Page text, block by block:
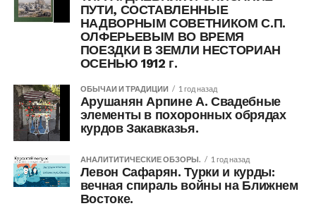
ПУТИ, СОСТАВЛЕННЫЕ
НАДВОРНЫМ СОВЕТНИКОМ С.П.
ОЛФЕРЬЕВЫМ ВО ВРЕМЯ
ПОЕЗДКИ В ЗЕМЛИ НЕСТОРИАН
ОСЕНЬЮ 1912 г.
ОБЫЧАИ И ТРАДИЦИИ 1 год назад
Арушанян Арпине А. Свадебные
элементы в похоронных обрядах
курдов Закавказья.
АНАЛИТИТИЧЕСКИЕ ОБЗОРЫ. 1 год назад
Левон Сафарян. Турки и курды:
вечная спираль войны на Ближнем
Востоке.